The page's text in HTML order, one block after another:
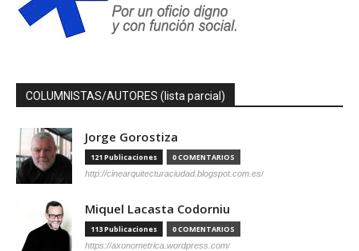
COLUMNISTAS/AUTORES (lista parcial)
Jorge Gorostiza
121 Publicaciones 0 COMENTARIOS
http://cinearquitecturaciudad.blogspot.com.es/
Miquel Lacasta Codorniu
113 Publicaciones 0 COMENTARIOS
https://axonometrica.wordpress.com/